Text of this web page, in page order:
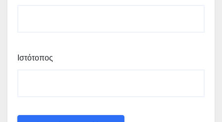
Ιστότοπος